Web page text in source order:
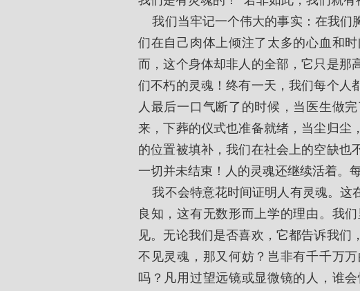
    我们当牢记一个伟大的事实：在我们胸膛里面，都装着那永远不会死的东西。我
们在自己肉体上倾注了太多的心血和
而，这个身体却非人的全部，它只是那
们不朽的灵魂！终有一天，我们每个人
人最后一口气断了的时候，当医生做
来，下葬的仪式也准备就绪，当尘归尘
的位置被填补，我们在社会上的空缺也
一切并未结束！人的灵魂还继续活着。
    我不会特意花时间证明人有灵魂。这在我看来简直是浪费时间。所有人心中都有
良知，这有无数形而上学的理由。我
见。无论我们是否喜欢，它都告诉我
不见灵魂，那又何妨？岂非有千千万
吗？凡用过望远镜或显微镜的人，谁